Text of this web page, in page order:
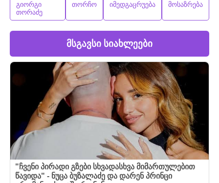
გიორგი
თორაძე
თორჩო იმედგაცრუება მოსაზრება
მსგავსი სიახლეები
"ჩვენი პირადი გზები სხვადასხვა მიმართულებით
წავიდა" - ნუცა ბუზალაძე და დარენ პრინცი